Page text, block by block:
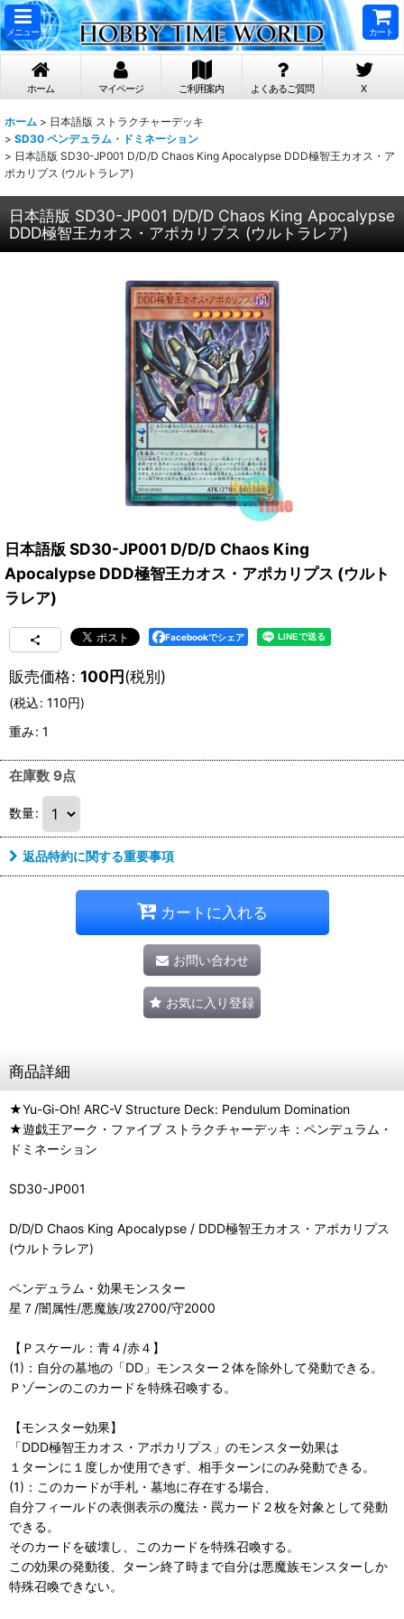
メニュー カート
ホーム マイページ ご利用案内 よくあるご質問 X
ホーム > 日本語版 ストラクチャーデッキ
> SD30 ペンデュラム・ドミネーション
> 日本語版 SD30-JP001 D/D/D Chaos King Apocalypse DDD極智王カオス・ア
ポカリプス (ウルトラレア)
日本語版 SD30-JP001 D/D/D Chaos King Apocalypse
DDD極智王カオス・アポカリプス (ウルトラレア)
日本語版 SD30-JP001 D/D/D Chaos King
Apocalypse DDD極智王カオス・アポカリプス (ウルト
ラレア)
Facebookでシェア
販売価格: 100円(税別)
(税込: 110円)
重み: 1
在庫数 9点
数量:
返品特約に関する重要事項
カートに入れる
お問い合わせ
お気に入り登録
商品詳細
★Yu-Gi-Oh! ARC-V Structure Deck: Pendulum Domination
★遊戯王アーク・ファイブ ストラクチャーデッキ：ペンデュラム・
ドミネーション
SD30-JP001
D/D/D Chaos King Apocalypse / DDD極智王カオス・アポカリプス
(ウルトラレア)
ペンデュラム・効果モンスター
星７/闇属性/悪魔族/攻2700/守2000
【Ｐスケール：青４/赤４】
(1)：自分の墓地の「DD」モンスター２体を除外して発動できる。
Ｐゾーンのこのカードを特殊召喚する。
【モンスター効果】
「DDD極智王カオス・アポカリプス」のモンスター効果は
１ターンに１度しか使用できず、相手ターンにのみ発動できる。
(1)：このカードが手札・墓地に存在する場合、
自分フィールドの表側表示の魔法・罠カード２枚を対象として発動
できる。
そのカードを破壊し、このカードを特殊召喚する。
この効果の発動後、ターン終了時まで自分は悪魔族モンスターしか
特殊召喚できない。